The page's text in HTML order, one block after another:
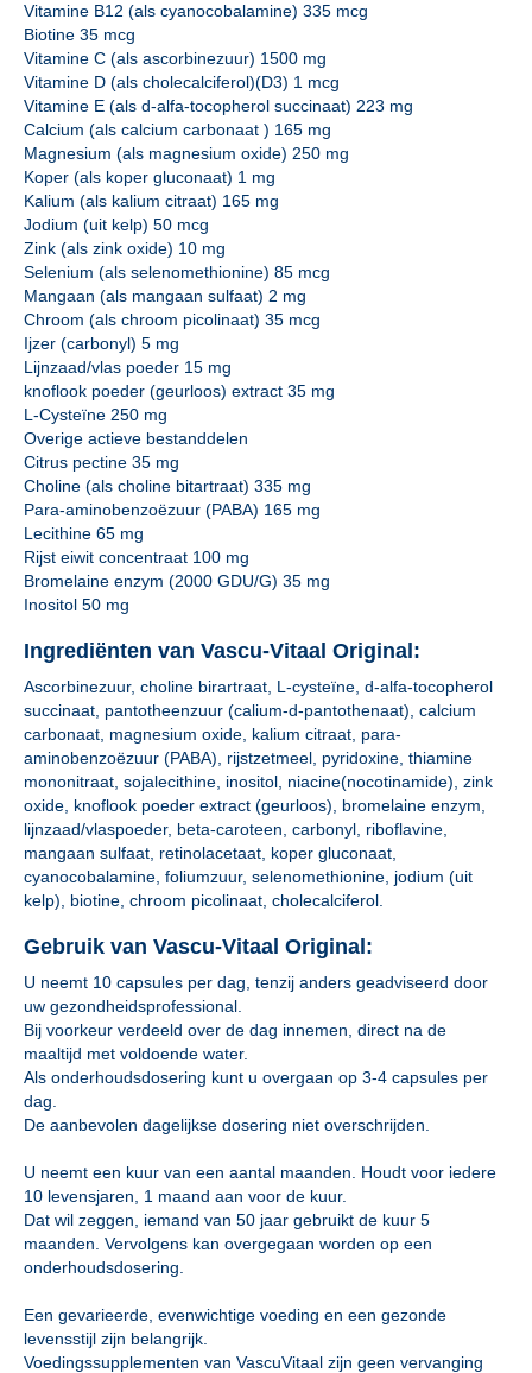
Vitamine B12 (als cyanocobalamine) 335 mcg
Biotine 35 mcg
Vitamine C (als ascorbinezuur) 1500 mg
Vitamine D (als cholecalciferol)(D3) 1 mcg
Vitamine E (als d-alfa-tocopherol succinaat) 223 mg
Calcium (als calcium carbonaat ) 165 mg
Magnesium (als magnesium oxide) 250 mg
Koper (als koper gluconaat) 1 mg
Kalium (als kalium citraat) 165 mg
Jodium (uit kelp) 50 mcg
Zink (als zink oxide) 10 mg
Selenium (als selenomethionine) 85 mcg
Mangaan (als mangaan sulfaat) 2 mg
Chroom (als chroom picolinaat) 35 mcg
Ijzer (carbonyl) 5 mg
Lijnzaad/vlas poeder 15 mg
knoflook poeder (geurloos) extract 35 mg
L-Cysteïne 250 mg
Overige actieve bestanddelen
Citrus pectine 35 mg
Choline (als choline bitartraat) 335 mg
Para-aminobenzoëzuur (PABA) 165 mg
Lecithine 65 mg
Rijst eiwit concentraat 100 mg
Bromelaine enzym (2000 GDU/G) 35 mg
Inositol 50 mg
Ingrediënten van Vascu-Vitaal Original:
Ascorbinezuur, choline birartraat, L-cysteïne, d-alfa-tocopherol
succinaat, pantotheenzuur (calium-d-pantothenaat), calcium
carbonaat, magnesium oxide, kalium citraat, para-
aminobenzoëzuur (PABA), rijstzetmeel, pyridoxine, thiamine
mononitraat, sojalecithine, inositol, niacine(nocotinamide), zink
oxide, knoflook poeder extract (geurloos), bromelaine enzym,
lijnzaad/vlaspoeder, beta-caroteen, carbonyl, riboflavine,
mangaan sulfaat, retinolacetaat, koper gluconaat,
cyanocobalamine, foliumzuur, selenomethionine, jodium (uit
kelp), biotine, chroom picolinaat, cholecalciferol.
Gebruik van Vascu-Vitaal Original:
U neemt 10 capsules per dag, tenzij anders geadviseerd door
uw gezondheidsprofessional.
Bij voorkeur verdeeld over de dag innemen, direct na de
maaltijd met voldoende water.
Als onderhoudsdosering kunt u overgaan op 3-4 capsules per
dag.
De aanbevolen dagelijkse dosering niet overschrijden.
U neemt een kuur van een aantal maanden. Houdt voor iedere
10 levensjaren, 1 maand aan voor de kuur.
Dat wil zeggen, iemand van 50 jaar gebruikt de kuur 5
maanden. Vervolgens kan overgegaan worden op een
onderhoudsdosering.
Een gevarieerde, evenwichtige voeding en een gezonde
levensstijl zijn belangrijk.
Voedingssupplementen van VascuVitaal zijn geen vervanging